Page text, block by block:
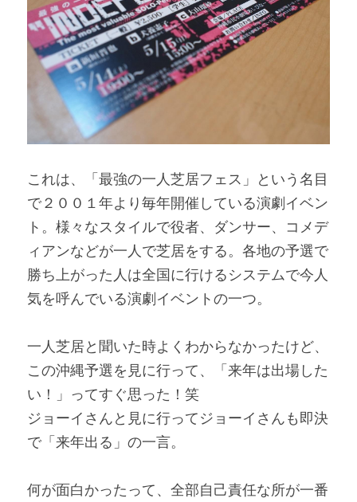
これは、「最強の一人芝居フェス」という名目
で２００１年より毎年開催している演劇イベン
ト。様々なスタイルで役者、ダンサー、コメデ
ィアンなどが一人で芝居をする。各地の予選で
勝ち上がった人は全国に行けるシステムで今人
気を呼んでいる演劇イベントの一つ。
一人芝居と聞いた時よくわからなかったけど、
この沖縄予選を見に行って、「来年は出場した
い！」ってすぐ思った！笑
ジョーイさんと見に行ってジョーイさんも即決
で「来年出る」の一言。
何が面白かったって、全部自己責任な所が一番